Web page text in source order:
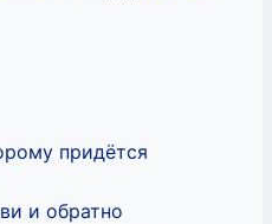
придётся
и обратно